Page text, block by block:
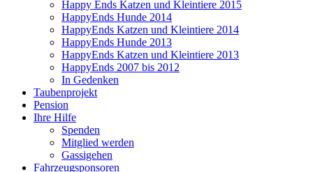
Happy Ends Katzen und Kleintiere 2015
HappyEnds Hunde 2014
HappyEnds Katzen und Kleintiere 2014
HappyEnds Hunde 2013
HappyEnds Katzen und Kleintiere 2013
HappyEnds 2007 bis 2012
In Gedenken
Taubenprojekt
Pension
Ihre Hilfe
Spenden
Mitglied werden
Gassigehen
Fahrzeugsponsoren